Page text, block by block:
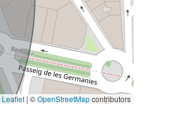
Leaflet | ©OpenStreetMapcontributors